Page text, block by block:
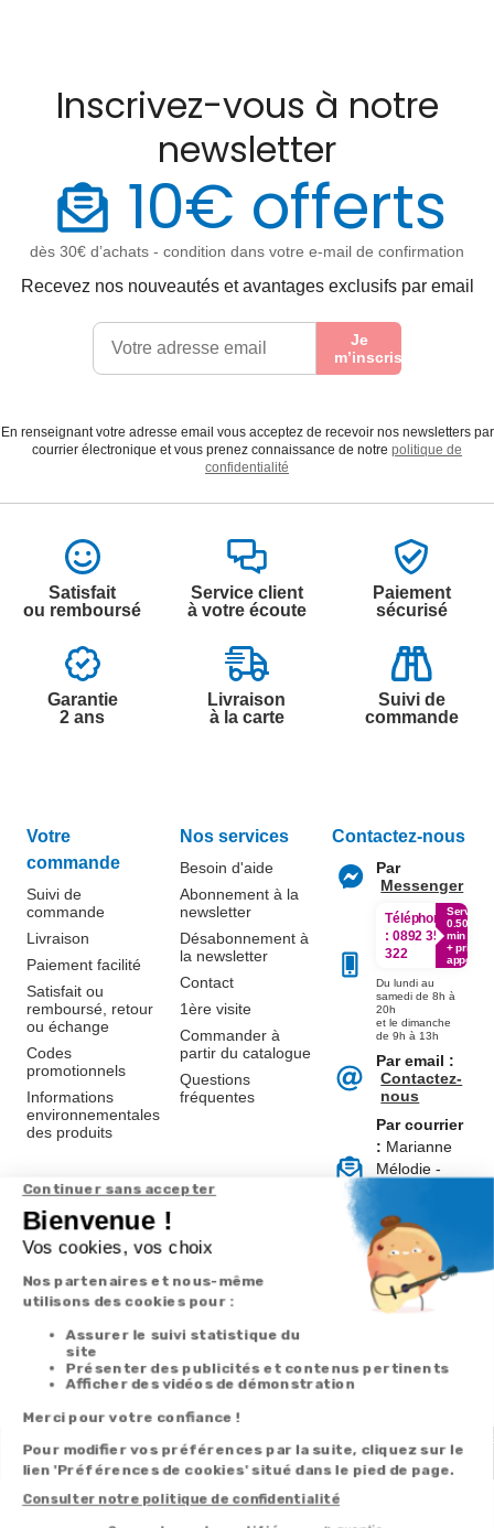
Inscrivez-vous à notre
newsletter
10€ offerts
dès 30€ d’achats - condition dans votre e-mail de confirmation
Recevez nos nouveautés et avantages exclusifs par email
Je
m’inscris
En renseignant votre adresse email vous acceptez de recevoir nos newsletters par
courrier électronique et vous prenez connaissance de notre politique de
confidentialité
Satisfait
ou remboursé
Service client
à votre écoute
Paiement
sécurisé
Garantie
2 ans
Livraison
à la carte
Suivi de
commande
Votre
commande
Suivi de
commande
Livraison
Paiement facilité
Satisfait ou
remboursé, retour
ou échange
Codes
promotionnels
Informations
environnementales
des produits
Nos services
Besoin d'aide
Abonnement à la
newsletter
Désabonnement à
la newsletter
Contact
1ère visite
Commander à
partir du catalogue
Questions
fréquentes
A propos de
nous
Partenariats
Avis Clients
Contactez-nous
Par
Messenger
Téléphone
: 0892 350
322
Service
0.50€ /
min
+ prix
appel
Du lundi au
samedi de 8h à
20h
et le dimanche
de 9h à 13h
Par email :
Contactez-
nous
Par courrier
: Marianne
Mélodie -
CEDEX 9
Suivez-nous
personnelles et
cookies
les cookies
légales
générales de
vente